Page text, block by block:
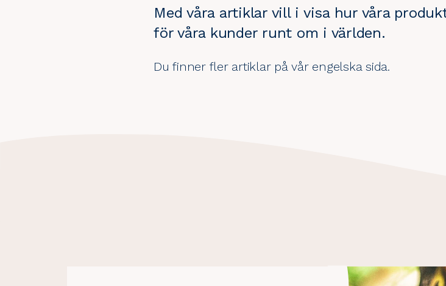
Med våra artiklar vill i visa hur våra
för våra kunder runt om i världen.
Du finner fler artiklar på vår engelska sida.